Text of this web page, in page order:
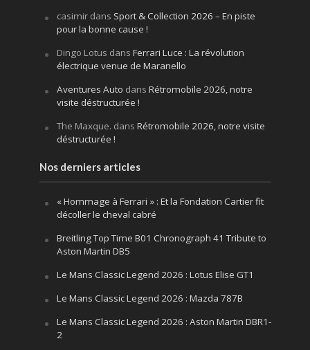
casimirdans Sport & Collection 2026 – En piste
pour la bonne cause !
Dingo Lotus dans Ferrari Luce : La révolution
électrique venue de Maranello
Aventures Auto dans Rétromobile 2026, notre
visite déstructurée !
The Maxque. dans Rétromobile 2026, notre visite
déstructurée !
Nos derniers articles
« Hommage à Ferrari » : Et la Fondation Cartier fit
décoller le cheval cabré
Breitling Top Time B01 Chronograph 41 Tribute to
Aston Martin DB5
Le Mans Classic Legend 2026 : Lotus Elise GT1
Le Mans Classic Legend 2026 : Mazda 787B
Le Mans Classic Legend 2026 : Aston Martin DBR1-
2